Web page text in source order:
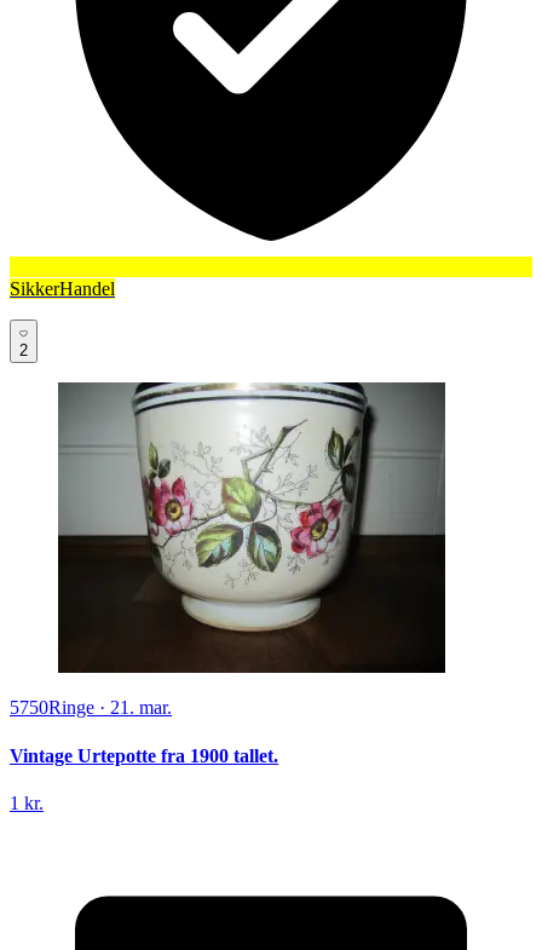
SikkerHandel
2
5750Ringe · 21. mar.
Vintage Urtepotte fra 1900 tallet.
1 kr.